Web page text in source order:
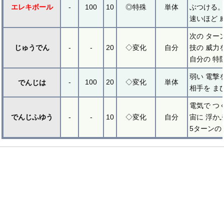
エレキボール - 100 10 ◎特殊 単体
ぶつける
速いほど
じゅうでん - - 20 ◇変化 自分
次の ター
技の 威力
自分の 特
でんじは - 100 20 ◇変化 単体
弱い 電撃
相手を ま
でんじふゆう - - 10 ◇変化 自分
電気で つ
宙に 浮か
5ターンの